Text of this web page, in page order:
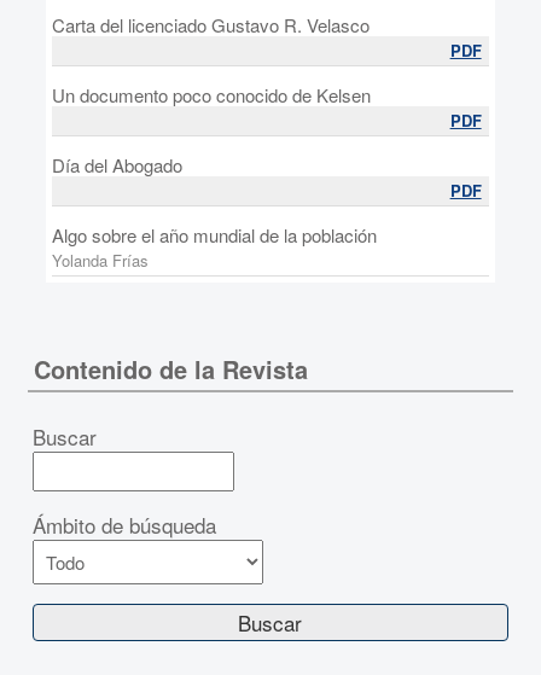
Carta del licenciado Gustavo R. Velasco
PDF
Un documento poco conocido de Kelsen
PDF
Día del Abogado
PDF
Algo sobre el año mundial de la población
Yolanda Frías
Contenido de la Revista
Buscar
Ámbito de búsqueda